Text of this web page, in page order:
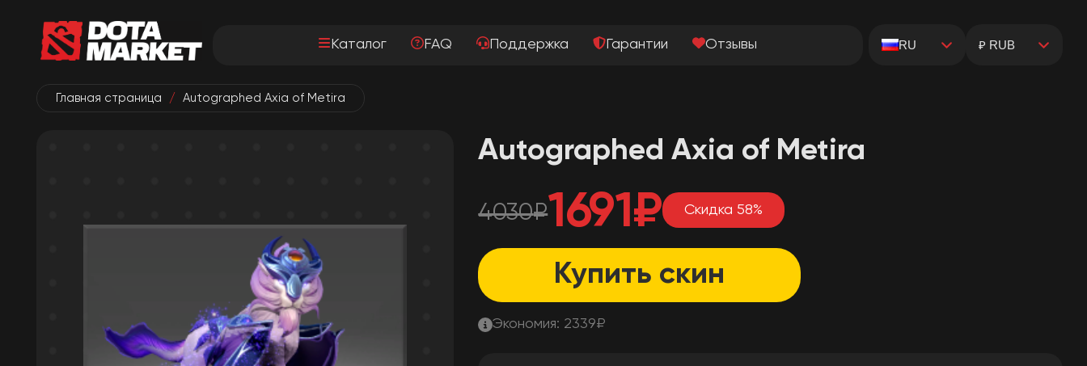
Каталог FAQ Поддержка Гарантии Отзывы RU ₽ RUB
Главная страница / Autographed Axia of Metira
Autographed Axia of Metira
4030₽1691₽ Скидка 58%
Купить скин
Экономия: 2339₽